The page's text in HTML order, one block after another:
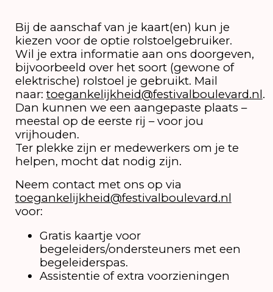
Bij de aanschaf van je kaart(en) kun je
kiezen voor de optie rolstoelgebruiker.
Wil je extra informatie aan ons doorgeven,
bijvoorbeeld over het soort (gewone of
elektrische) rolstoel je gebruikt. Mail
naar: toegankelijkheid@festivalboulevard.nl.
Dan kunnen we een aangepaste plaats –
meestal op de eerste rij – voor jou
vrijhouden.
Ter plekke zijn er medewerkers om je te
helpen, mocht dat nodig zijn.
Neem contact met ons op via
toegankelijkheid@festivalboulevard.nl
voor:
Gratis kaartje voor
begeleiders/ondersteuners met een
begeleiderspas.
Assistentie of extra voorzieningen